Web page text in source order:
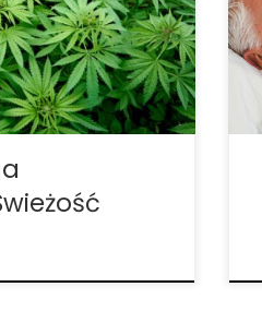
pleśni. CBD
pomóc w
problemów
teraz możesz